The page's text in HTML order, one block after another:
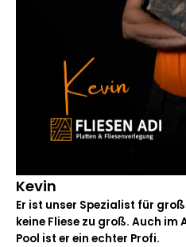
Kevin
Er ist unser Spezialist für
keine Fliese zu groß. Auch im
Pool ist er ein echter Profi.